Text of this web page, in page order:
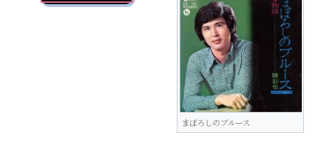
まぼろしのブルース